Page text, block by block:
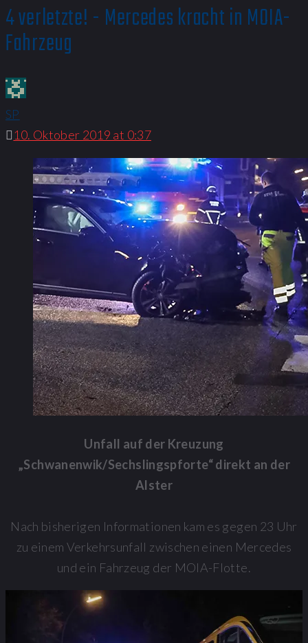
4 verletzte! - Mercedes kracht in MOIA-
Fahrzeug
SP
10. Oktober 2019 at 0:37
Unfall auf der Kreuzung
„Schwanenwik/Sechslingspforte“ direkt an der
Alster
Nach bisherigen Informationen kam es gegen 23 Uhr
zu einem Verkehrsunfall zwischen einen Mercedes
und ein Fahrzeug der MOIA-Flotte.